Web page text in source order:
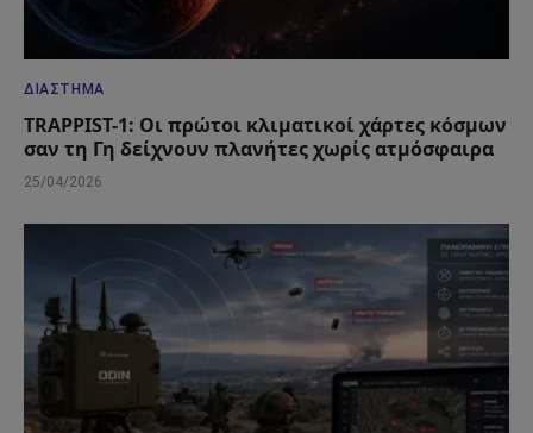
ΔΙΆΣΤΗΜΑ
TRAPPIST-1: Οι πρώτοι κλιματικοί χάρτες κόσμων
σαν τη Γη δείχνουν πλανήτες χωρίς ατμόσφαιρα
25/04/2026